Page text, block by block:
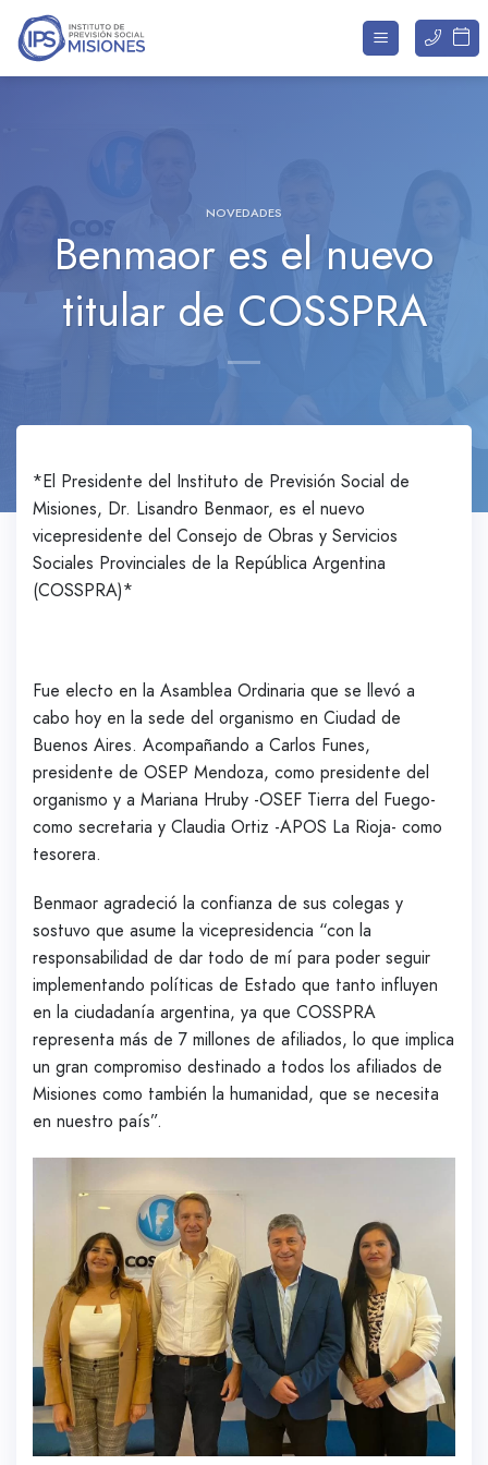
Saltar
contenido
NOVEDADES
Benmaor es el nuevo
titular de COSSPRA
*El Presidente del Instituto de Previsión Social de
Misiones, Dr. Lisandro Benmaor, es el nuevo
vicepresidente del Consejo de Obras y Servicios
Sociales Provinciales de la República Argentina
(COSSPRA)*
Fue electo en la Asamblea Ordinaria que se llevó a
cabo hoy en la sede del organismo en Ciudad de
Buenos Aires. Acompañando a Carlos Funes,
presidente de OSEP Mendoza, como presidente del
organismo y a Mariana Hruby -OSEF Tierra del Fuego-
como secretaria y Claudia Ortiz -APOS La Rioja- como
tesorera.
Benmaor agradeció la confianza de sus colegas y
sostuvo que asume la vicepresidencia “con la
responsabilidad de dar todo de mí para poder seguir
implementando políticas de Estado que tanto influyen
en la ciudadanía argentina, ya que COSSPRA
representa más de 7 millones de afiliados, lo que implica
un gran compromiso destinado a todos los afiliados de
Misiones como también la humanidad, que se necesita
en nuestro país”.